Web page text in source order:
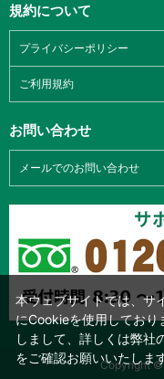
規約について
プライバシーポリシー
ご利用規約
お問い合わせ
メールでのお問い合わせ
Copyright ©
本ウェブサイトでは、サ
にCookieを使用してお
しまして、詳しくは弊社
をご確認お願いいたします